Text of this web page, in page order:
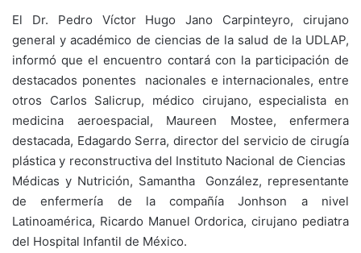
El Dr. Pedro Víctor Hugo Jano Carpinteyro, cirujano
general y académico de ciencias de la salud de la UDLAP,
informó que el encuentro contará con la participación de
destacados ponentes nacionales e internacionales, entre
otros Carlos Salicrup, médico cirujano, especialista en
medicina aeroespacial, Maureen Mostee, enfermera
destacada, Edagardo Serra, director del servicio de cirugía
plástica y reconstructiva del Instituto Nacional de Ciencias
Médicas y Nutrición, Samantha González, representante
de enfermería de la compañía Jonhson a nivel
Latinoamérica, Ricardo Manuel Ordorica, cirujano pediatra
del Hospital Infantil de México.